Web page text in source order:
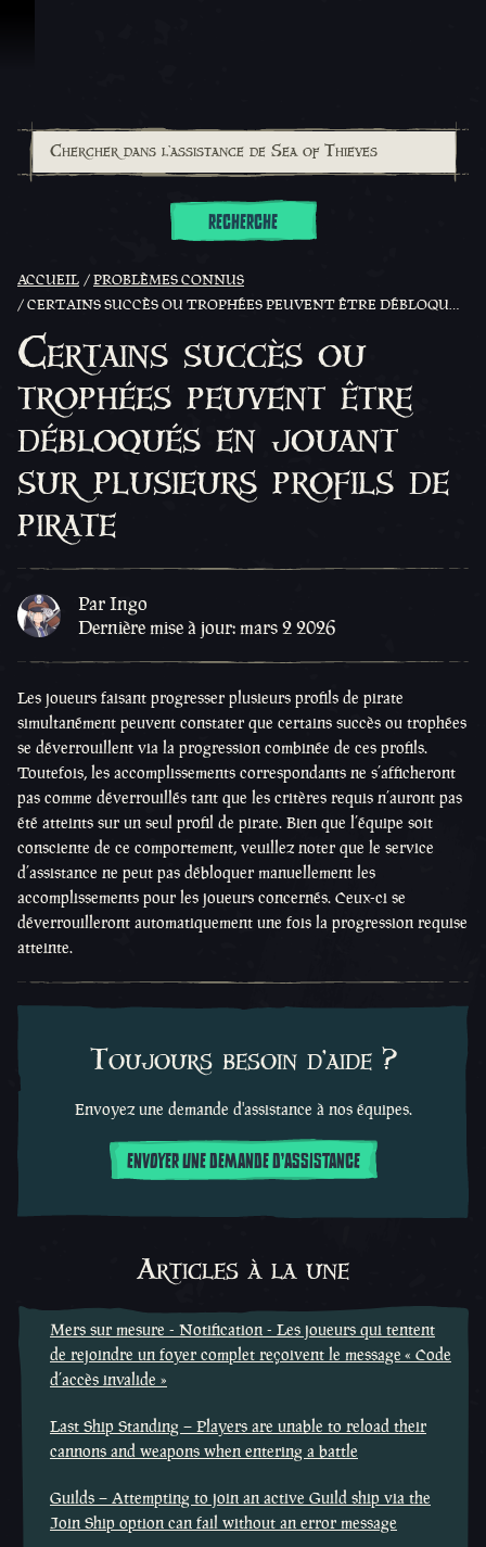
RECHERCHE
ACCUEIL
PROBLÈMES CONNUS
CERTAINS SUCCÈS OU TROPHÉES PEUVENT ÊTRE DÉBLOQUÉS EN JOUANT SUR PLUSIEURS PROFILS DE PIRATE
Certains succès ou
trophées peuvent être
débloqués en jouant
sur plusieurs profils de
pirate
Par Ingo
Dernière mise à jour: mars 2 2026
Les joueurs faisant progresser plusieurs profils de pirate
simultanément peuvent constater que certains succès ou trophées
se déverrouillent via la progression combinée de ces profils.
Toutefois, les accomplissements correspondants ne s’afficheront
pas comme déverrouillés tant que les critères requis n’auront pas
été atteints sur un seul profil de pirate. Bien que l’équipe soit
consciente de ce comportement, veuillez noter que le service
d’assistance ne peut pas débloquer manuellement les
accomplissements pour les joueurs concernés. Ceux-ci se
déverrouilleront automatiquement une fois la progression requise
atteinte.
Toujours besoin d'aide ?
Envoyez une demande d'assistance à nos équipes.
ENVOYER UNE DEMANDE D'ASSISTANCE
Articles à la une
Mers sur mesure - Notification - Les joueurs qui tentent
de rejoindre un foyer complet reçoivent le message « Code
d’accès invalide »
Last Ship Standing – Players are unable to reload their
cannons and weapons when entering a battle
Guilds – Attempting to join an active Guild ship via the
Join Ship option can fail without an error message